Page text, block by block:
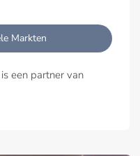
Markten
is een partner van